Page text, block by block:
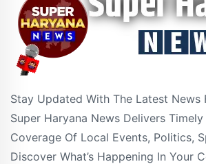
Stay Updated With The Latest News
Super Haryana News Delivers
Coverage Of Local Events, Politics,
Discover What’s Happening In Your